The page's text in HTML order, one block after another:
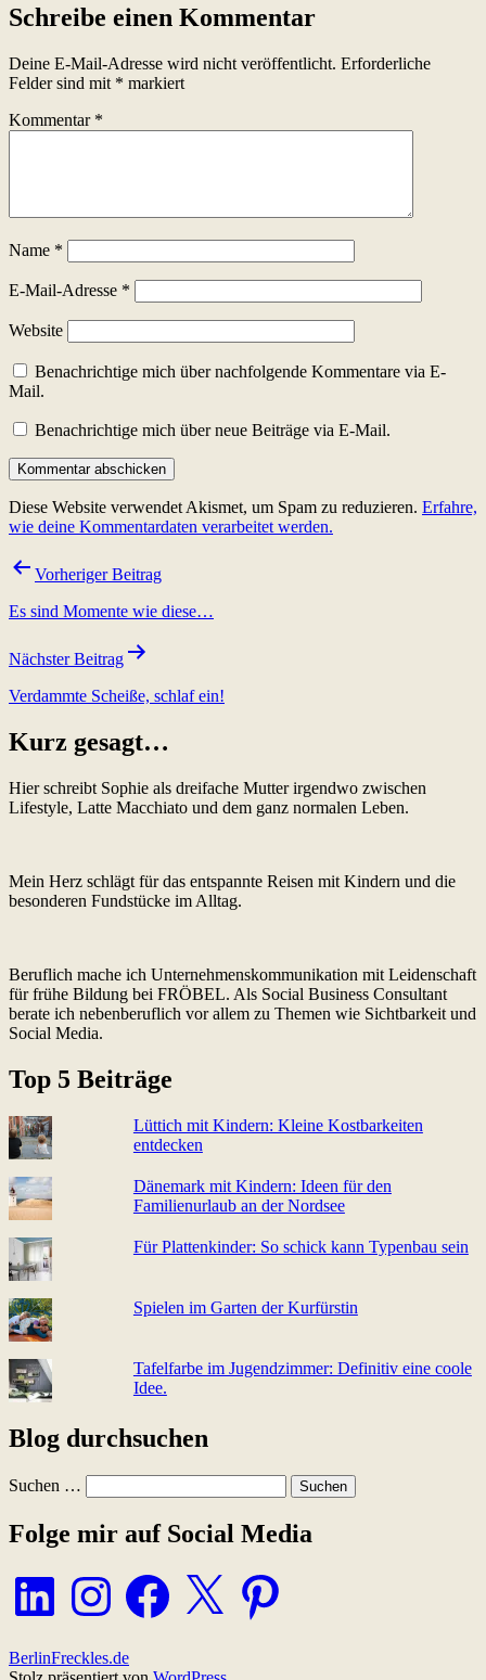
Schreibe einen Kommentar
Deine E-Mail-Adresse wird nicht veröffentlicht. Erforderliche
Felder sind mit * markiert
Kommentar *
Name *
E-Mail-Adresse *
Website
Benachrichtige mich über nachfolgende Kommentare via E-
Mail.
Benachrichtige mich über neue Beiträge via E-Mail.
Diese Website verwendet Akismet, um Spam zu reduzieren. Erfahre,
wie deine Kommentardaten verarbeitet werden.
Beitragsnavigation
Vorheriger Beitrag
Es sind Momente wie diese…
Nächster Beitrag
Verdammte Scheiße, schlaf ein!
Kurz gesagt…
Hier schreibt Sophie als dreifache Mutter irgendwo zwischen
Lifestyle, Latte Macchiato und dem ganz normalen Leben.
Mein Herz schlägt für das entspannte Reisen mit Kindern und die
besonderen Fundstücke im Alltag.
Beruflich mache ich Unternehmenskommunikation mit Leidenschaft
für frühe Bildung bei FRÖBEL. Als Social Business Consultant
berate ich nebenberuflich vor allem zu Themen wie Sichtbarkeit und
Social Media.
Top 5 Beiträge
Lüttich mit Kindern: Kleine Kostbarkeiten
entdecken
Dänemark mit Kindern: Ideen für den
Familienurlaub an der Nordsee
Für Plattenkinder: So schick kann Typenbau sein
Spielen im Garten der Kurfürstin
Tafelfarbe im Jugendzimmer: Definitiv eine coole
Idee.
Blog durchsuchen
Suchen …
Folge mir auf Social Media
LinkedIn Instagram FacebookX Pinterest
BerlinFreckles.de